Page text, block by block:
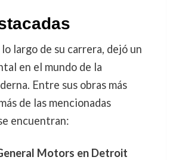
lo largo de su carrera, dejó un
en el mundo de la
Entre sus obras más
de las mencionadas
encuentran:
Motors en Detroit